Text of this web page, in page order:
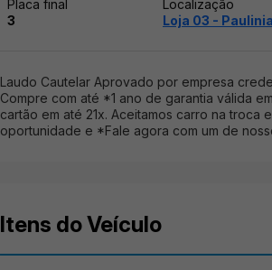
Placa final
3
Localização
Loja 03 - Paulinia
Laudo Cautelar Aprovado por empresa
Compre com até *1 ano de garantia válida
cartão em até 21x. Aceitamos carro na
oportunidade e *Fale agora com um de
Itens do Veículo